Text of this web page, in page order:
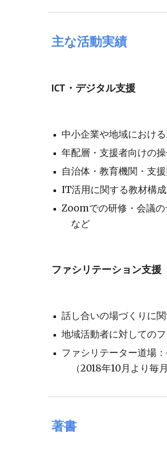
主な活動実績
ICT・デジタル支援
中小企業や地域におけ
年配層・支援者向けの
自治体・教育機関・支
IT活用に関する教材構
Zoomでの研修・会議の
など
ファシリテーション支援
話し合いの場づくりに
地域活動者に対しての
ファシリテーター道場
（2018年10月より毎
著書